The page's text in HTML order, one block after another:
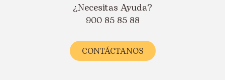
¿Necesitas Ayuda?
900 85 85 88
CONTÁCTANOS